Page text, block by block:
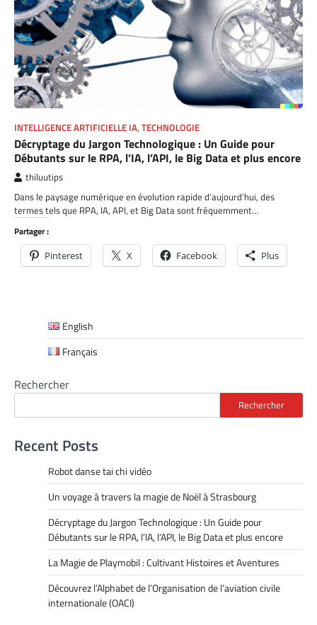
INTELLIGENCE ARTIFICIELLE IA, TECHNOLOGIE
Décryptage du Jargon Technologique : Un Guide pour
Débutants sur le RPA, l’IA, l’API, le Big Data et plus encore
thiluutips
Dans le paysage numérique en évolution rapide d’aujourd’hui, des
termes tels que RPA, IA, API, et Big Data sont fréquemment…
Partager :
Pinterest X Facebook Plus
English
Français
Rechercher
Rechercher
Recent Posts
Robot danse tai chi vidéo
Un voyage à travers la magie de Noël à Strasbourg
Décryptage du Jargon Technologique : Un Guide pour
Débutants sur le RPA, l’IA, l’API, le Big Data et plus encore
La Magie de Playmobil : Cultivant Histoires et Aventures
Découvrez l’Alphabet de l’Organisation de l’aviation civile
internationale (OACI)